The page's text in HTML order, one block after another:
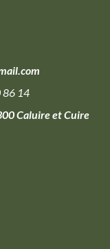
86 14
Caluire et Cuire